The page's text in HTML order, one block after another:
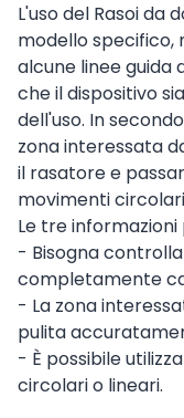
L'uso del Rasoi da
modello specifico,
alcune linee guida
che il dispositivo
dell'uso. In
zona interessata
il rasatore e
movimenti
Le tre
- Bisogna
completamente
- La zona
pulita
- È possibile
circolari o lineari.